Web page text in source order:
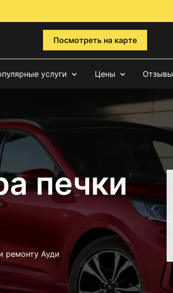
Посмотреть на карте
услуги Цены Отзывы
печки
ремонту Ауди